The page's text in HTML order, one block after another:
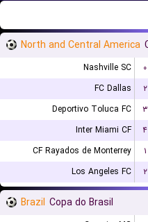
North and Central America
Nashville SC ۰
FC Dallas
۲
Deportivo Toluca FC
۳
Inter Miami CF
۴
CF Rayados de Monterrey
۱
Los Angeles FC
۲
Brazil Copa do Brasil